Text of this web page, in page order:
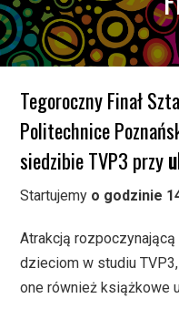
Tegoroczny Finał
Politechnice
siedzibie TVP3 przy
Startujemy o godzinie
Atrakcją
dzieciom w studiu
one również książkowe